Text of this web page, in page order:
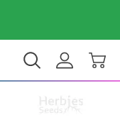
$ USD DE